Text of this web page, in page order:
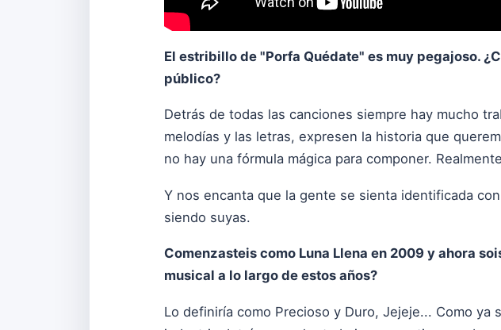
El estribillo de "Porfa Quédate" es muy pegajoso.
público?
Detrás de todas las canciones siempre hay mucho
melodías y las letras, expresen la historia que
no hay una fórmula mágica para componer.
Y nos encanta que la gente se sienta identificada
siendo suyas.
Comenzasteis como Luna Llena en 2009 y ahora
musical a lo largo de estos años?
Lo definiría como Precioso y Duro, Jejeje... Como ya